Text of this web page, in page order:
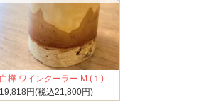
白樺 ワインクーラー M (１)
19,818円(税込21,800円)